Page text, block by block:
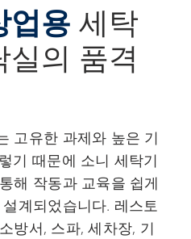
업용 세탁
의 품격
고유한 과제와 높은 기
기 때문에 소니 세탁기
해 작동과 교육을 쉽게
계되었습니다. 레스토
방서, 스파, 세차장, 기